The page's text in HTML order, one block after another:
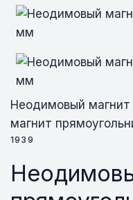
Неодимовый магнит
магнит
1939